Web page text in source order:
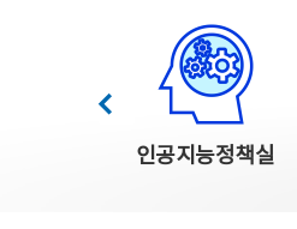
인공지능정책실
이전